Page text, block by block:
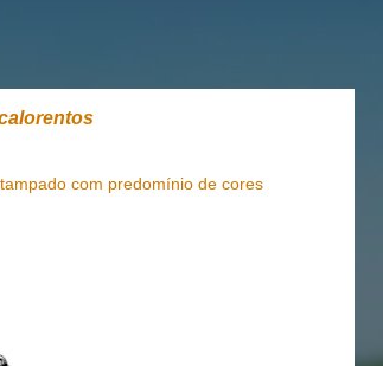
com predomínio de cores